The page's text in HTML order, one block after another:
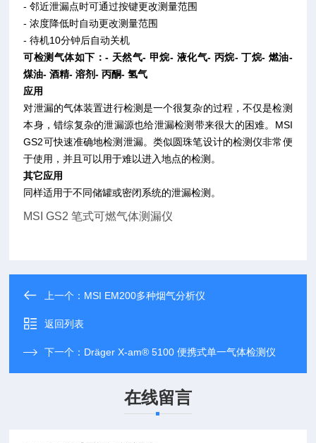
- 邻近泄漏点时可通过按键更改测量范围
- 浓度降低时自动更改测量范围
- 待机10分钟后自动关机
可检测气体如下：- 天然气- 甲烷- 液化气- 丙烷- 丁烷- 燃油-
煤油- 酒精- 溶剂- 丙酮- 氢气
应用
对泄漏的气体装置进行检测是一个很复杂的过程，不仅是检测
本身，错综复杂的泄漏源也给泄漏检测带来很大的困难。MSI
GS2可快速准确地检测泄漏。类似圆珠笔设计的检测仪非常便
于使用，并且可以用于难以进入地点的检测。
其它应用
同样适用于不同储罐或密闭系统的泄漏检测。
MSI GS2 笔式可燃气体测漏仪
上一个： MSI EM200多种烟气分析仪
返回列表
下一个： Dräger X-am® 5100 便携式单一气体检测仪
在线留言